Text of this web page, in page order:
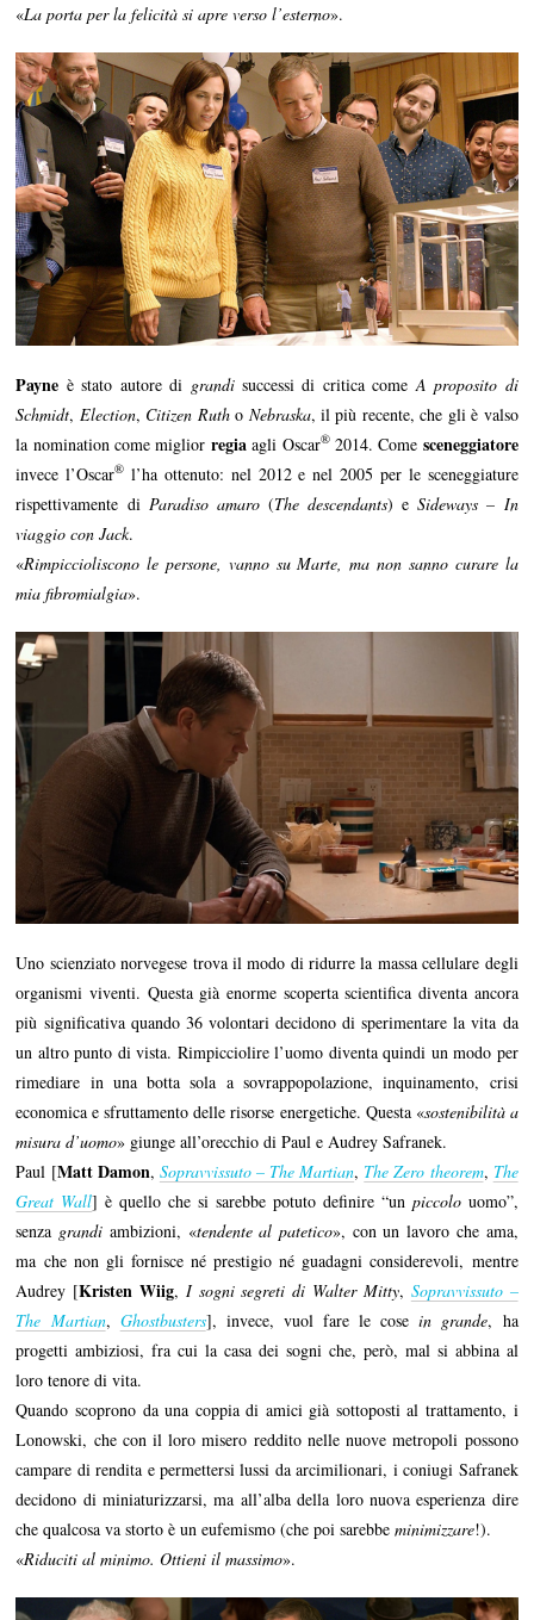
«La porta per la felicità si apre verso l’esterno».
Payne è stato autore di grandisuccessi di critica come A proposito di
Schmidt, Election, Citizen Rutho Nebraska, il più recente, che gli è valso
la nomination come miglior regia agli Oscar®2014. Come sceneggiatore
invece l’Oscar® l’ha ottenuto: nel 2012 e nel 2005 per le sceneggiature
rispettivamente di Paradiso amaro(The descendants) eSideways – In
viaggio con Jack.
«Rimpiccioliscono le persone, vanno su Marte, ma non sanno curare la
mia fibromialgia».
Uno scienziato norvegese trova il modo di ridurre la massa cellulare degli
organismi viventi. Questa già enorme scoperta scientifica diventa ancora
più significativa quando 36 volontari decidono di sperimentare la vita da
un altro punto di vista. Rimpicciolire l’uomo diventa quindi un modo per
rimediare in una botta sola a sovrappopolazione, inquinamento, crisi
economica e sfruttamento delle risorse energetiche. Questa «sostenibilità a
misura d’uomo» giunge all’orecchio di Paul e Audrey Safranek.
Paul [Matt Damon, Sopravvissuto – The Martian, The Zero theorem, The
Great Wall] è quello che si sarebbe potuto definire “un piccolouomo”,
senza grandi ambizioni, «tendente al patetico», con un lavoro che ama,
ma che non gli fornisce né prestigio né guadagni considerevoli, mentre
Audrey [Kristen Wiig, I sogni segreti di Walter Mitty, Sopravvissuto –
The Martian, Ghostbusters], invece, vuol fare le cosein grande, ha
progetti ambiziosi, fra cui la casa dei sogni che, però, mal si abbina al
loro tenore di vita.
Quando scoprono da una coppia di amici già sottoposti al trattamento, i
Lonowski, che con il loro misero reddito nelle nuove metropoli possono
campare di rendita e permettersi lussi da arcimilionari, i coniugi Safranek
decidono di miniaturizzarsi, ma all’alba della loro nuova esperienza dire
che qualcosa va storto è un eufemismo (che poi sarebbeminimizzare!).
«Riduciti al minimo. Ottieni il massimo».